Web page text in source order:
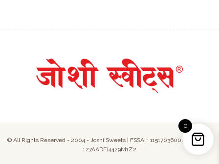
© All Rights Reserved - 2004 - Joshi Sweets | FSSAI : 11517036000050 | GST
: 27AADFJ4429M1Z2
0